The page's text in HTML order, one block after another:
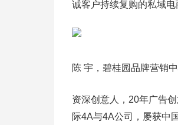
诚客户持续复购的私域电
陈 宇，碧桂园品牌营销
资深创意人，20年广告
际4A与4A公司，屡获中